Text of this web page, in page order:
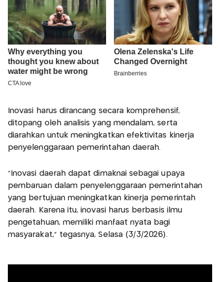
Inovasi harus dirancang secara komprehensif,
ditopang oleh analisis yang mendalam, serta
diarahkan untuk meningkatkan efektivitas kinerja
penyelenggaraan pemerintahan daerah.
“Inovasi daerah dapat dimaknai sebagai upaya
pembaruan dalam penyelenggaraan pemerintahan
yang bertujuan meningkatkan kinerja pemerintah
daerah. Karena itu, inovasi harus berbasis ilmu
pengetahuan, memiliki manfaat nyata bagi
masyarakat,” tegasnya, Selasa (3/3/2026).